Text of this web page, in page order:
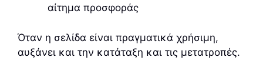
αίτημα προσφοράς
Όταν η σελίδα είναι πραγματικά χρήσιμη,
αυξάνει και την κατάταξη και τις μετατροπές.